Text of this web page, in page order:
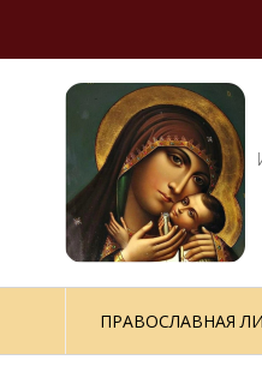
ПРАВОСЛАВНАЯ